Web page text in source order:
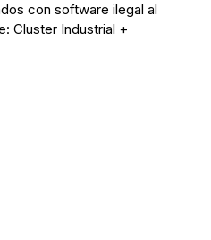
con software ilegal al
Cluster Industrial +